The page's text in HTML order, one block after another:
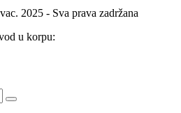
2025 - Sva prava zadržana
u korpu: